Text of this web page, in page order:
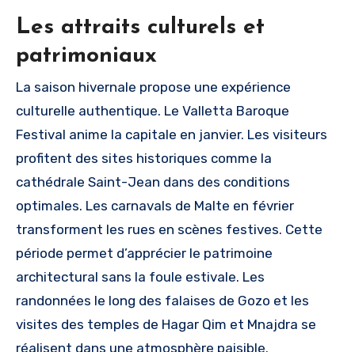
Les attraits culturels et
patrimoniaux
La saison hivernale propose une expérience
culturelle authentique. Le Valletta Baroque
Festival anime la capitale en janvier. Les visiteurs
profitent des sites historiques comme la
cathédrale Saint-Jean dans des conditions
optimales. Les carnavals de Malte en février
transforment les rues en scènes festives. Cette
période permet d’apprécier le patrimoine
architectural sans la foule estivale. Les
randonnées le long des falaises de Gozo et les
visites des temples de Hagar Qim et Mnajdra se
réalisent dans une atmosphère paisible.